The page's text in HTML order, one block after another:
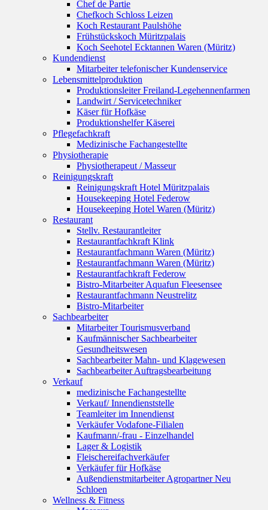
Chef de Partie
Chefkoch Schloss Leizen
Koch Restaurant Paulshöhe
Frühstückskoch Müritzpalais
Koch Seehotel Ecktannen Waren (Müritz)
Kundendienst
Mitarbeiter telefonischer Kundenservice
Lebensmittelproduktion
Produktionsleiter Freiland-Legehennenfarmen
Landwirt / Servicetechniker
Käser für Hofkäse
Produktionshelfer Käserei
Pflegefachkraft
Medizinische Fachangestellte
Physiotherapie
Physiotherapeut / Masseur
Reinigungskraft
Reinigungskraft Hotel Müritzpalais
Housekeeping Hotel Federow
Housekeeping Hotel Waren (Müritz)
Restaurant
Stellv. Restaurantleiter
Restaurantfachkraft Klink
Restaurantfachmann Waren (Müritz)
Restaurantfachmann Waren (Müritz)
Restaurantfachkraft Federow
Bistro-Mitarbeiter Aquafun Fleesensee
Restaurantfachmann Neustrelitz
Bistro-Mitarbeiter
Sachbearbeiter
Mitarbeiter Tourismusverband
Kaufmännischer Sachbearbeiter
Gesundheitswesen
Sachbearbeiter Mahn- und Klagewesen
Sachbearbeiter Auftragsbearbeitung
Verkauf
medizinische Fachangestellte
Verkauf/ Innendienststelle
Teamleiter im Innendienst
Verkäufer Vodafone-Filialen
Kaufmann/-frau - Einzelhandel
Lager & Logistik
Fleischereifachverkäufer
Verkäufer für Hofkäse
Außendienstmitarbeiter Agropartner Neu
Schloen
Wellness & Fitness